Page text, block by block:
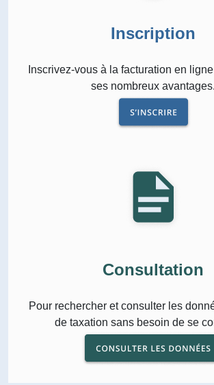
Inscription
Inscrivez-vous à la facturation en
ses nombreux avantages.
Consultation
Pour rechercher et consulter les
de taxation sans besoin de se